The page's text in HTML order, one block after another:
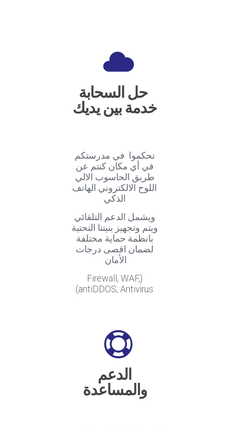
حل السحابة
خدمة بين يديك
تحكموا في مدرستكم
في أي مكان كنتم عن
طريق الحاسوب الالي
اللوح الالكتروني الهاتف
الذكي
ويشمل الدعم التلقائي
ويتم وتجهيز بنيتنا التحتية
بانظمة حماية مختلفة
لضمان اقصى درجات
الأمان
(Firewall, WAF,
antiDDOS, Antivirus)
الدعم
والمساعدة